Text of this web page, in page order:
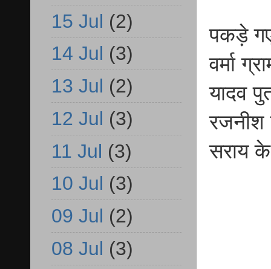
पकड़े गए
वर्मा
यादव
रजनीश
सराय के
15 Jul (2)
14 Jul (3)
13 Jul (2)
12 Jul (3)
11 Jul (3)
10 Jul (3)
09 Jul (2)
08 Jul (3)